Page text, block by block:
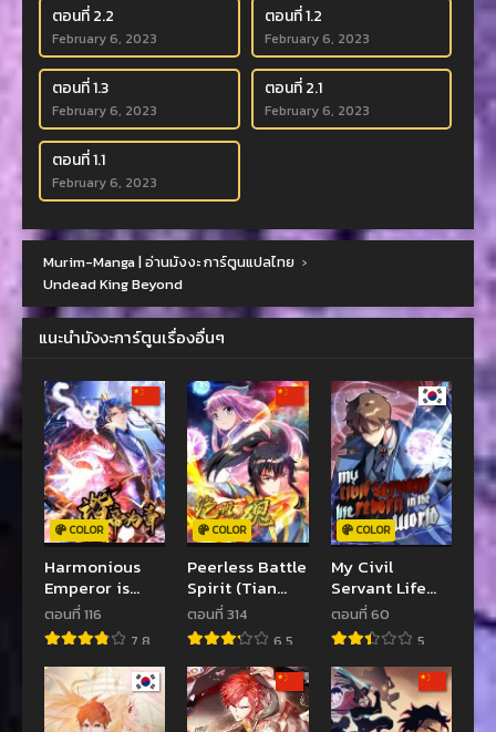
ตอนที่ 2.2
February 6, 2023
ตอนที่ 1.2
February 6, 2023
ตอนที่ 1.3
February 6, 2023
ตอนที่ 2.1
February 6, 2023
ตอนที่ 1.1
February 6, 2023
Murim-Manga | อ่านมังงะ การ์ตูนแปลไทย ›
Undead King Beyond
แนะนำมังงะการ์ตูนเรื่องอื่นๆ
COLOR
Harmonious
Emperor is
respected
ตอนที่ 116
7.8
COLOR
Peerless Battle
Spirit (Tian
Cang Zi
Dongman)
ตอนที่ 314
6.5
COLOR
My Civil
Servant Life
Reborn in the
Strange World
ตอนที่ 60
5